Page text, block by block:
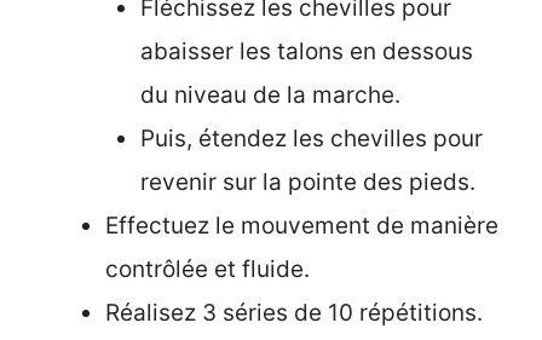
Fléchissez les chevilles pour
abaisser les talons en dessous
du niveau de la marche.
Puis, étendez les chevilles pour
revenir sur la pointe des pieds.
Effectuez le mouvement de manière
contrôlée et fluide.
Réalisez 3 séries de 10 répétitions.